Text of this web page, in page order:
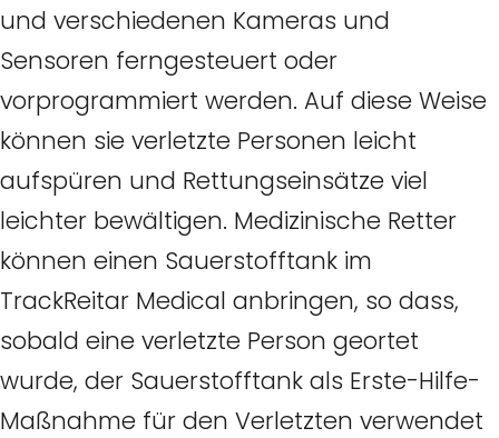
und verschiedenen Kameras und
Sensoren ferngesteuert oder
vorprogrammiert werden. Auf diese Weise
können sie verletzte Personen leicht
aufspüren und Rettungseinsätze viel
leichter bewältigen. Medizinische Retter
können einen Sauerstofftank im
TrackReitar Medical anbringen, so dass,
sobald eine verletzte Person geortet
wurde, der Sauerstofftank als Erste-Hilfe-
Maßnahme für den Verletzten verwendet